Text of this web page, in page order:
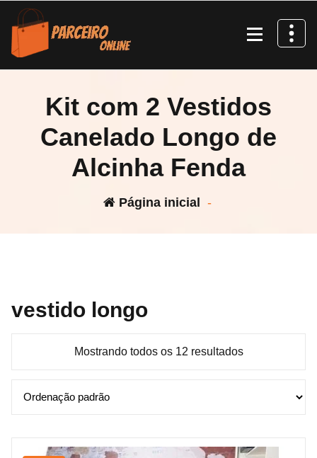
Pular
para
conteúdo
Kit com 2 Vestidos
Canelado Longo de
Alcinha Fenda
Página inicial -
vestido longo
Mostrando todos os 12 resultados